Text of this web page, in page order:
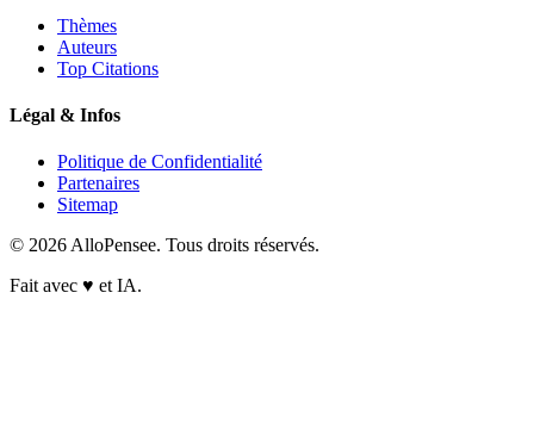
Thèmes
Auteurs
Top Citations
Légal & Infos
Politique de Confidentialité
Partenaires
Sitemap
© 2026 AlloPensee. Tous droits réservés.
Fait avec ♥ et IA.